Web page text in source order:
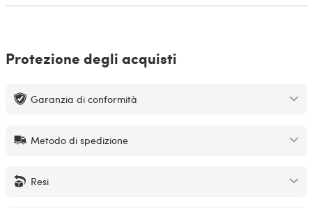
Protezione degli acquisti
Garanzia di conformità
Metodo di spedizione
Resi